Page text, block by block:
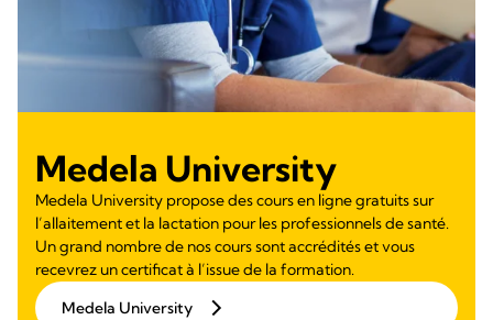
Medela University
Medela University propose des cours en ligne gratuits sur
l’allaitement et la lactation pour les professionnels de santé.
Un grand nombre de nos cours sont accrédités et vous
recevrez un certificat à l’issue de la formation.
Medela University